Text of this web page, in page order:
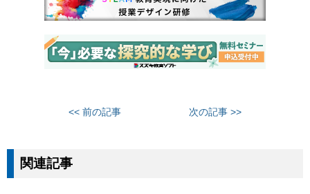
<< 前の記事 次の記事 >>
関連記事